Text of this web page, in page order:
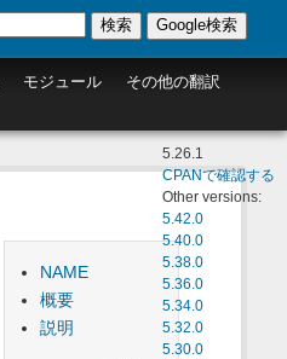
モジュール
その他の翻訳
検索 Google検索
5.26.1
CPANで確認する
Other versions:
5.42.0
5.40.0
5.38.0
5.36.0
5.34.0
5.32.0
5.30.0
NAME
概要
説明